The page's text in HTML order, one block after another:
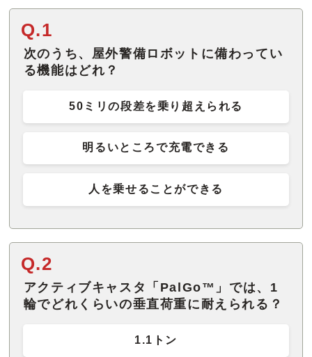
Q.1
次のうち、屋外警備ロボットに備わってい
る機能はどれ？
50ミリの段差を乗り超えられる
明るいところで充電できる
人を乗せることができる
Q.2
アクティブキャスタ「PalGo™」では、1
輪でどれくらいの垂直荷重に耐えられる？
1.1トン